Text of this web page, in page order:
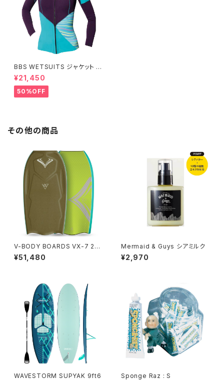
BBS WETSUITS ジャケット 2
mm【アウトレット】
¥21,450
50%OFF
その他の商品
V-BODY BOARDS VX-7 202
6モデル - ミリタリーグリーン
¥51,480
Mermaid & Guys シアミルク
¥2,970
WAVESTORM SUPYAK 9ft6 Sponge Raz : S